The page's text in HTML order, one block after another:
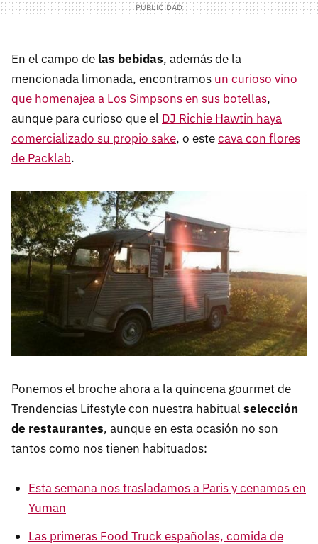
En el campo de las bebidas, además de la
mencionada limonada, encontramos un curioso vino
que homenajea a Los Simpsons en sus botellas,
aunque para curioso que el DJ Richie Hawtin haya
comercializado su propio sake, o estecava con flores
de Packlab.
Ponemos el broche ahora a la quincena gourmet de
Trendencias Lifestyle con nuestra habitual selección
de restaurantes, aunque en esta ocasión no son
tantos como nos tienen habituados:
Esta semana nos trasladamos a Paris y cenamos en
Yuman
Las primeras Food Truck españolas, comida de